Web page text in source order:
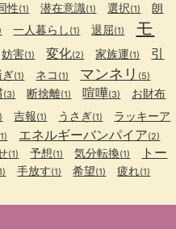
性(1) 潜在意識(1) 選択(1)
朗
一人暮らし (1) 退屈(1)
モ
妨害(1) 変化(2) 家族運(1)
引
ぎ(1) ネコ (1) マンネリ (5)
(3) 断捨離(1) 喧嘩(3) お財布
吉報(1) うさぎ(1)
ラッキーア
エネルギーバンパイア(2)
(1) 予想(1) 気分転換(1)
トー
手放す(1) 希望(1) 疲れ(1)